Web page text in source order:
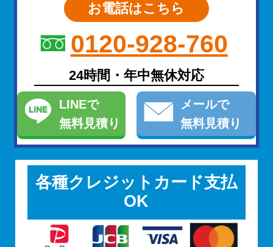
お電話はこちら
0120-928-760
24時間・年中無休対応
LINEで
無料見積り
メールで
無料見積り
各種クレジットカード支払
OK